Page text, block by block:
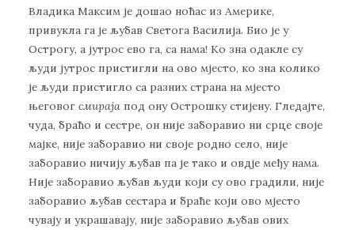
Владика Максим је дошао ноћас из Америке,
привукла га је љубав Светога Василија. Био је у
Острогу, а јутрос ево га, са нама! Ко зна одакле су
људи јутрос пристигли на ово мјесто, ко зна колико
је људи пристигло са разних страна на мјесто
његовог смираја под ону Острошку стијену. Гледајте,
чуда, браћо и сестре, он није заборавио ни срце своје
мајке, није заборавио ни своје родно село, није
заборавио ничију љубав па је тако и овдје међу нама.
Није заборавио љубав људи који су ово градили, није
заборавио љубав сестара и браће који ово мјесто
чувају и украшавају, није заборавио љубав ових